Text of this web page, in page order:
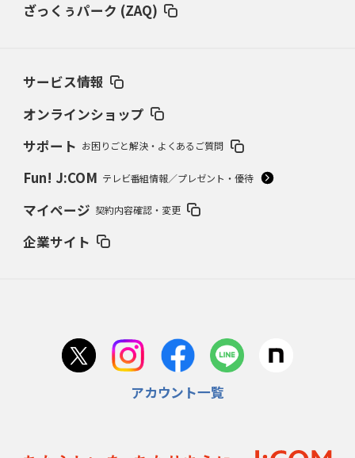
ざっくぅパーク (ZAQ)
サービス情報
オンラインショップ
サポート お困りごと解決・よくあるご質問
Fun! J:COM テレビ番組情報／プレゼント・優待
マイページ 契約内容確認・変更
企業サイト
アカウント一覧